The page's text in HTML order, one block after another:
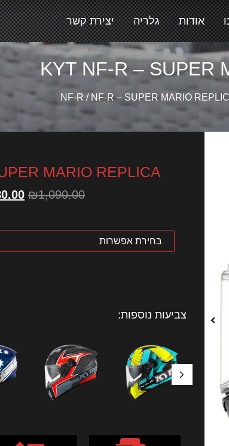
אודות גלריה יצירת קשר
KYT NF-R – SUPER
NF-R / NF-R – SUPER MARIO
MARIO REPLICA
₪1,090.00
צביעות נוספות: